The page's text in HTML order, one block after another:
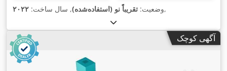
وضعیت: تقریباً نو (استفاده‌شده), سال ساخت: ۲۰۲۲ ,
آگهی کوچک